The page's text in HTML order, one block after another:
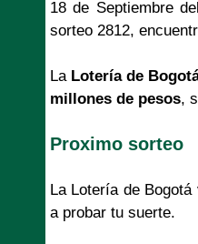
18 de Septiembre
sorteo 2812,
La Lotería de
millones de pesos,
Proximo sorteo
La Lotería de
a probar tu suerte.